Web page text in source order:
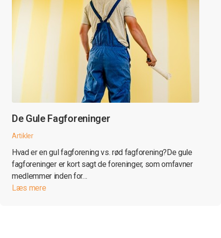
De Gule Fagforeninger
Artikler
Hvad er en gul fagforening vs. rød fagforening?De gule
fagforeninger er kort sagt de foreninger, som omfavner
medlemmer inden for…
Læs mere